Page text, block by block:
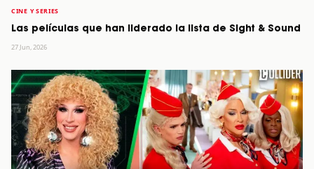
CINE Y SERIES
Las películas que han liderado la lista de Sight & Sound
27 Jun, 2026